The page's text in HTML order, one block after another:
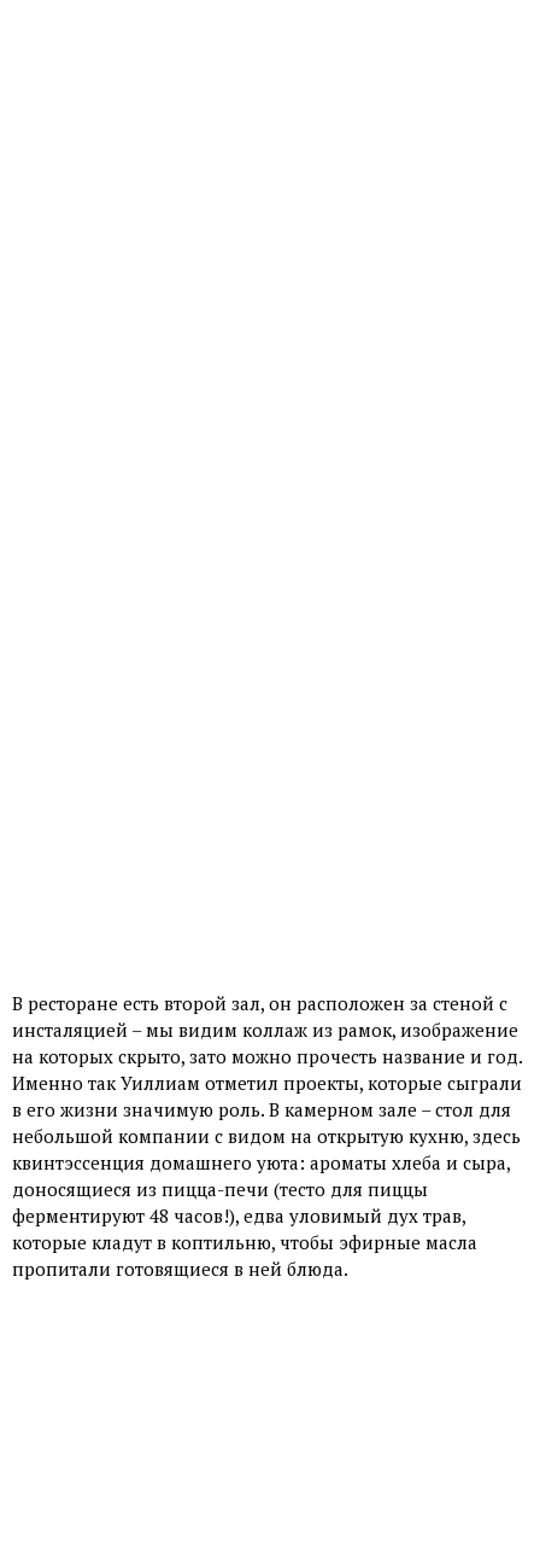
В ресторане есть второй зал, он расположен за стеной с
инсталяцией – мы видим коллаж из рамок, изображение
на которых скрыто, зато можно прочесть название и год.
Именно так Уиллиам отметил проекты, которые сыграли
в его жизни значимую роль. В камерном зале – стол для
небольшой компании с видом на открытую кухню, здесь
квинтэссенция домашнего уюта: ароматы хлеба и сыра,
доносящиеся из пицца-печи (тесто для пиццы
ферментируют 48 часов!), едва уловимый дух трав,
которые кладут в коптильню, чтобы эфирные масла
пропитали готовящиеся в ней блюда.